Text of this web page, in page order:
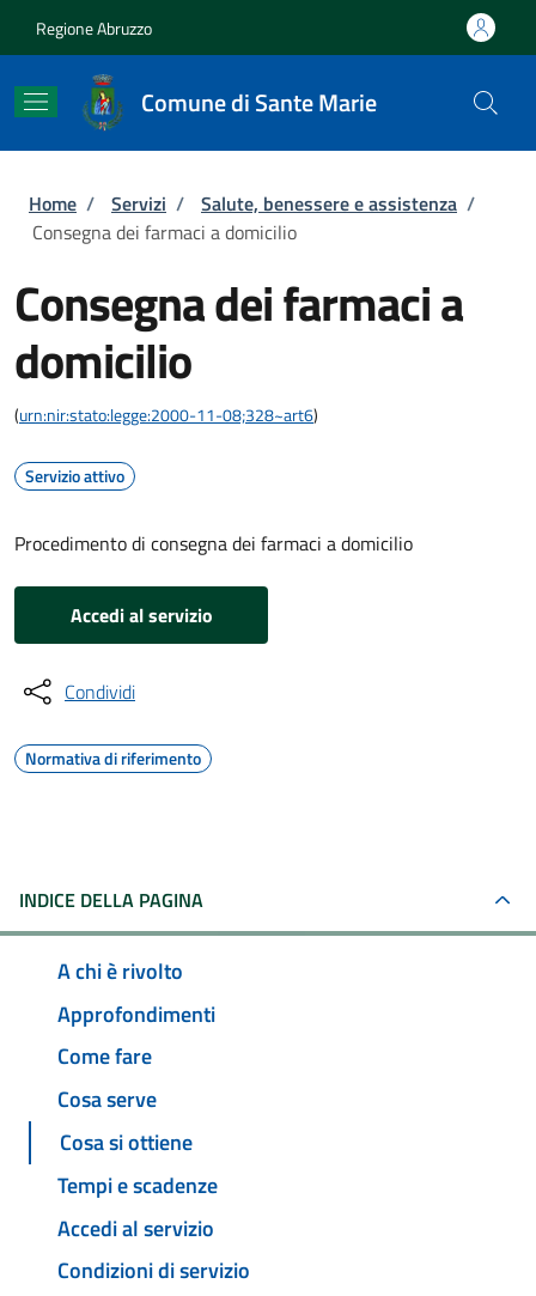
Regione Abruzzo
Comune di Sante Marie
Briciole di pane
Home / Servizi / Salute, benessere e assistenza /
Consegna dei farmaci a domicilio
Consegna dei farmaci a
domicilio
(urn:nir:stato:legge:2000-11-08;328~art6)
Servizio attivo
Procedimento di consegna dei farmaci a domicilio
Accedi al servizio
Condividi
Normativa di riferimento
INDICE DELLA PAGINA
A chi è rivolto
Approfondimenti
Come fare
Cosa serve
Cosa si ottiene
Tempi e scadenze
Accedi al servizio
Condizioni di servizio